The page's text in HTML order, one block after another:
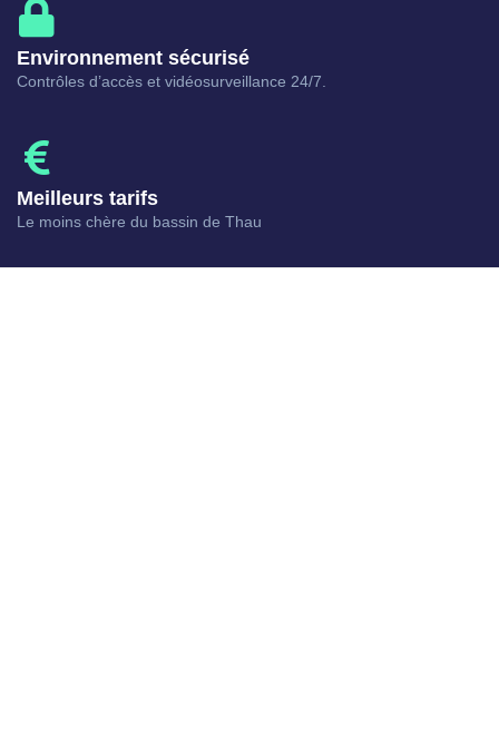
Environnement sécurisé
Contrôles d’accès et vidéosurveillance 24/7.
Meilleurs tarifs
Le moins chère du bassin de Thau